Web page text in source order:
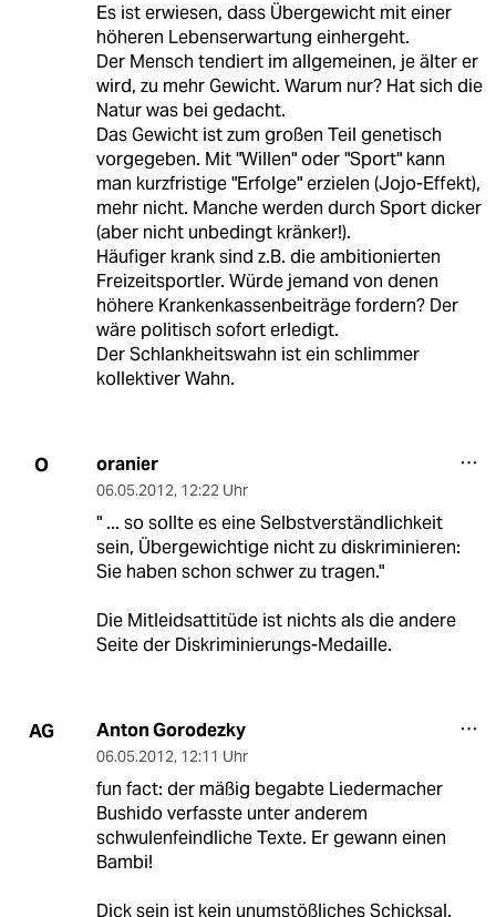
Es ist erwiesen, dass Übergewicht mit einer
höheren Lebenserwartung einhergeht.
Der Mensch tendiert im allgemeinen, je älter er
wird, zu mehr Gewicht. Warum nur? Hat sich die
Natur was bei gedacht.
Das Gewicht ist zum großen Teil genetisch
vorgegeben. Mit "Willen" oder "Sport" kann
man kurzfristige "Erfolge" erzielen (Jojo-Effekt),
mehr nicht. Manche werden durch Sport dicker
(aber nicht unbedingt kränker!).
Häufiger krank sind z.B. die ambitionierten
Freizeitsportler. Würde jemand von denen
höhere Krankenkassenbeiträge fordern? Der
wäre politisch sofort erledigt.
Der Schlankheitswahn ist ein schlimmer
kollektiver Wahn.
O oranier
06.05.2012, 12:22 Uhr
" ... so sollte es eine Selbstverständlichkeit
sein, Übergewichtige nicht zu diskriminieren:
Sie haben schon schwer zu tragen."
Die Mitleidsattitüde ist nichts als die andere
Seite der Diskriminierungs-Medaille.
AG Anton Gorodezky
06.05.2012, 12:11 Uhr
fun fact: der mäßig begabte Liedermacher
Bushido verfasste unter anderem
schwulenfeindliche Texte. Er gewann einen
Bambi!
Dick sein ist kein unumstößliches Schicksal.